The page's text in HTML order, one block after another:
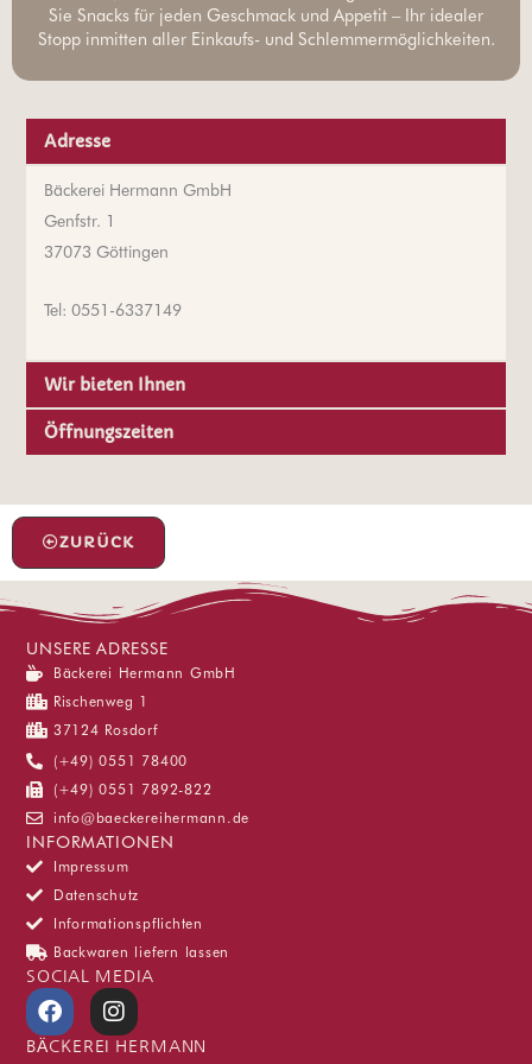
Sie Snacks für jeden Geschmack und Appetit – Ihr idealer
Stopp inmitten aller Einkaufs- und Schlemmermöglichkeiten.
Adresse
Bäckerei Hermann GmbH
Genfstr. 1
37073 Göttingen
Tel: 0551-6337149
Wir bieten Ihnen
Öffnungszeiten
ZURÜCK
UNSERE ADRESSE
Bäckerei Hermann GmbH
Rischenweg 1
37124 Rosdorf
(+49) 0551 78400
(+49) 0551 7892-822
info@baeckereihermann.de
INFORMATIONEN
Impressum
Datenschutz
Informationspflichten
Backwaren liefern lassen
SOCIAL MEDIA
F
a
c
I
n
s
BÄCKEREI HERMANN